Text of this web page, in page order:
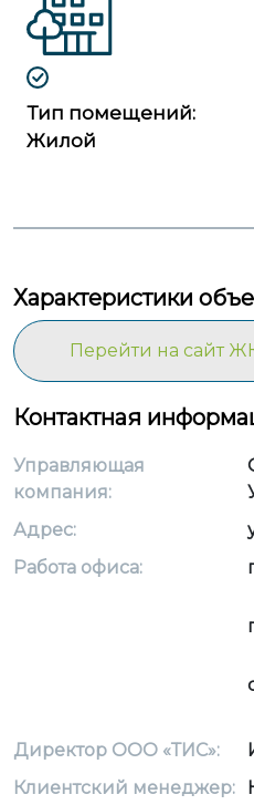
Тип помещений:
Жилой
Характеристики
Перейти на сайт
Контактная
Управляющая
компания:
Адрес:
Работа офиса:
Директор ООО «ТИС»:
Клиентский менеджер: